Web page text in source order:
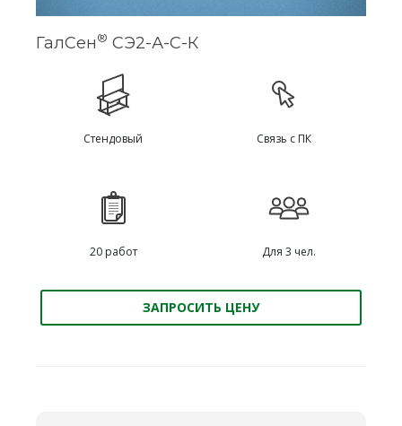
ГалСен® СЭ2-А-С-К
Стендовый Связь с ПК
20 работ Для 3 чел.
ЗАПРОСИТЬ ЦЕНУ